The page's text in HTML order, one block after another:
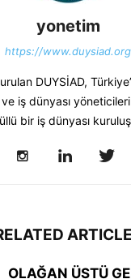
yonetim
https://www.duysiad.org
DUYSİAD,
iş dünyası
bir iş dünyası
OLAĞAN ÜSTÜ